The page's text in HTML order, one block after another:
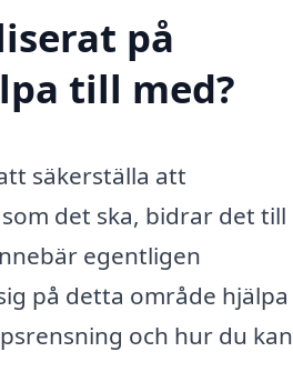
på
till med?
säkerställa att
det ska, bidrar det till
egentligen
på detta område hjälpa
och hur du